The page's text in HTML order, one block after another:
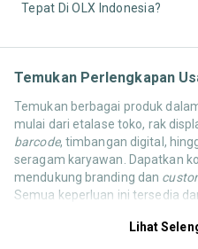
Tepat Di OLX Indonesia?
Temukan Perlengkapan
Temukan berbagai produk
mulai dari etalase toko, rak
barcode, timbangan digital,
seragam karyawan. Dapatkan
mendukung branding dan
Semua keperluan ini tersedia
kategori perlengkapan usaha
Lihat